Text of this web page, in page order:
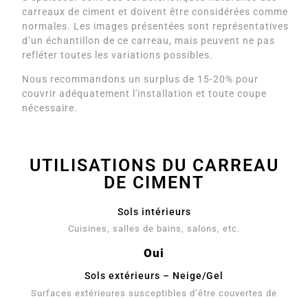
carreaux de ciment et doivent être considérées comme
normales. Les images présentées sont représentatives
d’un échantillon de ce carreau, mais peuvent ne pas
refléter toutes les variations possibles.
Nous recommandons un surplus de 15-20% pour
couvrir adéquatement l'installation et toute coupe
nécessaire.
UTILISATIONS DU CARREAU
DE CIMENT
Sols intérieurs
Cuisines, salles de bains, salons, etc.
Oui
Sols extérieurs – Neige/Gel
Surfaces extérieures susceptibles d’être couvertes de